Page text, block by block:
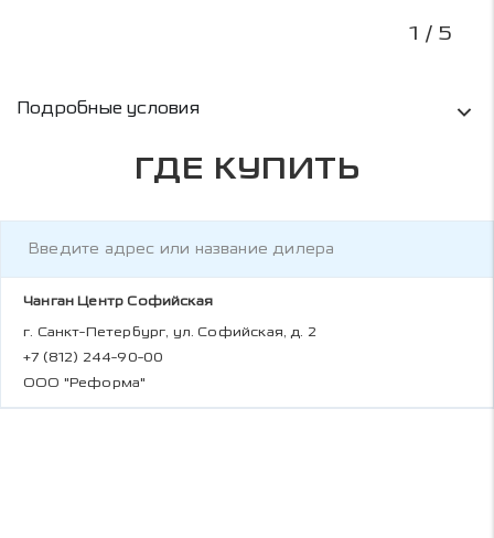
1 / 5
Условия кредитования и информация о
Подробные условия
ГДЕ КУПИТЬ
Чанган Центр Софийская
г. Санкт-Петербург, ул. Софийская, д. 2
+7 (812) 244-90-00
ООО "Реформа"